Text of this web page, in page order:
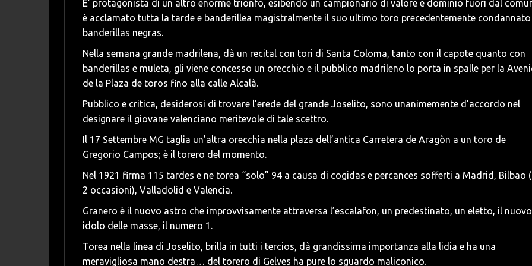
E’ protagonista di un altro enorme trionfo, esibendo un campionario di valore e dominio fuori dal
è acclamato tutta la tarde e banderillea magistralmente il suo ultimo toro precedentemente condannato
banderillas negras.
Nella semana grande madrilena, dà un recital con tori di Santa Coloma, tanto con il capote quanto con
banderillas e muleta, gli viene concesso un orecchio e il pubblico madrileno lo porta in spalle per la
de la Plaza de toros fino alla calle Alcalà.
Pubblico e critica, desiderosi di trovare l’erede del grande Joselito, sono unanimemente d’accordo nel
designare il giovane valenciano meritevole di tale scettro.
Il 17 Settembre MG taglia un’altra orecchia nella plaza dell’antica Carretera de Aragòn a un toro de
Gregorio Campos; è il torero del momento.
Nel 1921 firma 115 tardes e ne torea “solo” 94 a causa di cogidas e percances sofferti a Madrid, Bilbao
2 occasioni), Valladolid e Valencia.
Granero è il nuovo astro che improvvisamente attraversa l’escalafon, un predestinato, un eletto, il nuovo
idolo delle masse, il numero 1.
Torea nella linea di Joselito, brilla in tutti i tercios, dà grandissima importanza alla lidia e ha una
meravigliosa mano destra… del torero di Gelves ha pure lo sguardo maliconico.